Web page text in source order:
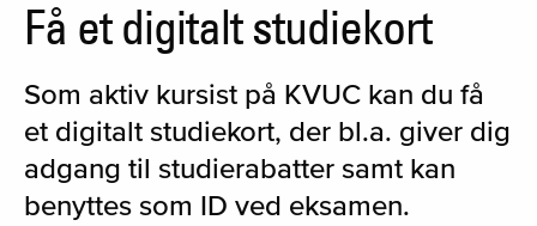
Få et digitalt studiekort
Som aktiv kursist på KVUC kan du få
et digitalt studiekort, der bl.a. giver dig
adgang til studierabatter samt kan
benyttes som ID ved eksamen.